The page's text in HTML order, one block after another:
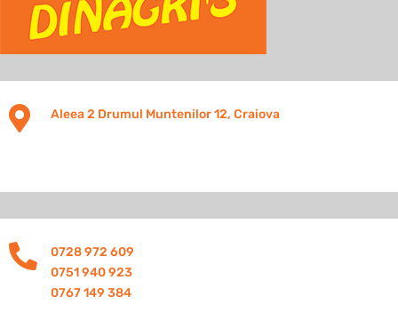
 Aleea 2 Drumul Muntenilor 12, Craiova

0728 972 609
0751 940 923
0767 149 384